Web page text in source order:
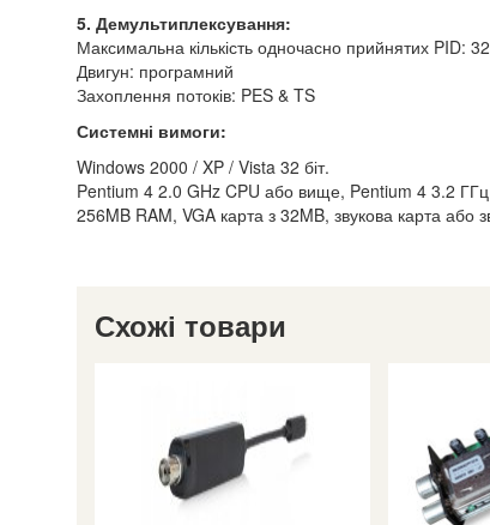
5. Демультиплексування:
Максимальна кількість одночасно прийнятих PID: 32
Двигун: програмний
Захоплення потоків: PES & TS
Системні вимоги:
Windows 2000 / XP / Vista 32 біт.
Pentium 4 2.0 GHz CPU або вище, Pentium 4 3.2
256MB RAM, VGA карта з 32MB, звукова карта або
Схожі товари